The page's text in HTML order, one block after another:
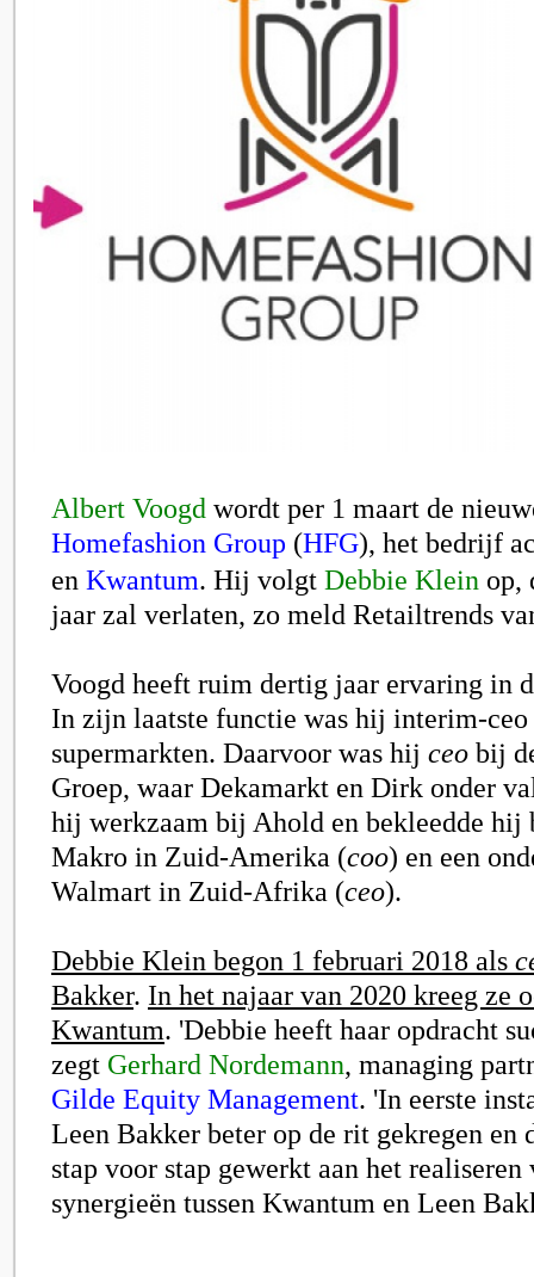
Albert Voogd wordt per 1 maart de
Homefashion Group (HFG), het bedrijf
en Kwantum. Hij volgt Debbie Klein op,
jaar zal verlaten, zo meld Retailtrends
Voogd heeft ruim dertig jaar ervaring in
In zijn laatste functie was hij interim-
supermarkten. Daarvoor was hij ceo bij
Groep, waar Dekamarkt en Dirk onder
hij werkzaam bij Ahold en bekleedde hij
Makro in Zuid-Amerika (coo) en een
Walmart in Zuid-Afrika (ceo).
Debbie Klein begon 1 februari 2018 als
Bakker. In het najaar van 2020 kreeg ze
Kwantum. 'Debbie heeft haar opdracht
zegt Gerhard Nordemann, managing
Gilde Equity Management. 'In eerste
Leen Bakker beter op de rit gekregen en
stap voor stap gewerkt aan het
synergieën tussen Kwantum en Leen